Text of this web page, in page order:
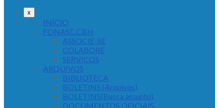
x
INÍCIO
FONASC.CBH
ASSOCIE-SE
COLABORE
SERVIÇOS
ARQUIVOS
BIBLIOTECA
BOLETINS (Arquivos)
BOLETINS(Busca assunto)
DOCUMENTOS OFICIAIS